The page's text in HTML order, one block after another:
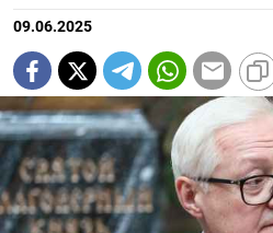
09.06.2025